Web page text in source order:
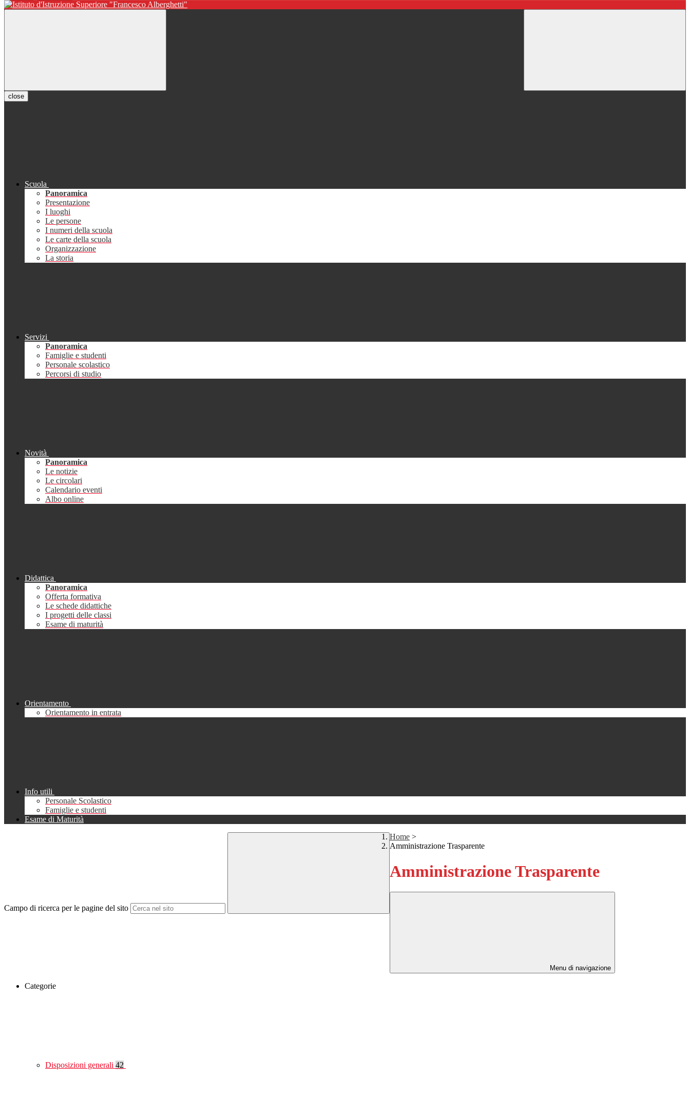
close
Scuola
Panoramica
Presentazione
I luoghi
Le persone
I numeri della scuola
Le carte della scuola
Organizzazione
La storia
Servizi
Panoramica
Famiglie e studenti
Personale scolastico
Percorsi di studio
Novità
Panoramica
Le notizie
Le circolari
Calendario eventi
Albo online
Didattica
Panoramica
Offerta formativa
Le schede didattiche
I progetti delle classi
Esame di maturità
Orientamento
Orientamento in entrata
Info utili
Personale Scolastico
Famiglie e studenti
Esame di Maturità
Campo di ricerca per le pagine del sito
Home >
Amministrazione Trasparente
Amministrazione Trasparente
Menu di navigazione
Categorie
Disposizioni generali 42